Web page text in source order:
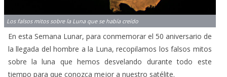
Los falsos mitos sobre la Luna que se había creído
En esta Semana Lunar, para conmemorar el 50 aniversario de
la llegada del hombre a la Luna, recopilamos los falsos mitos
sobre la luna que hemos desvelando durante todo este
tiempo para que conozca mejor a nuestro satélite.